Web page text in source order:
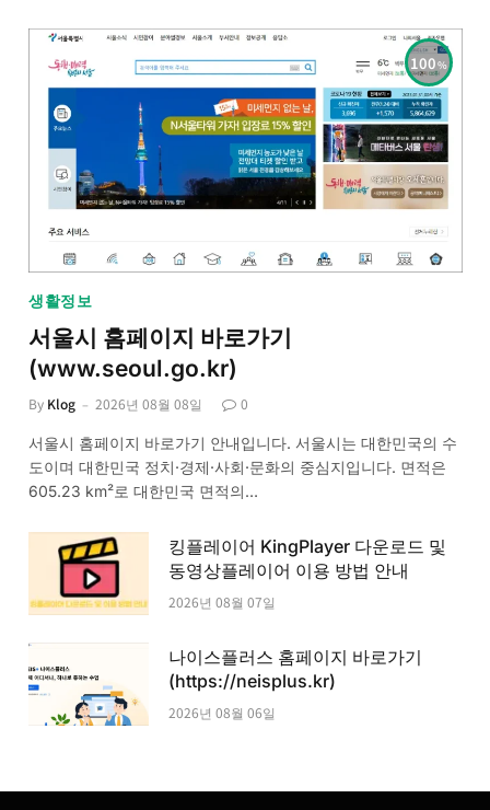
100
생활정보
서울시 홈페이지 바로가기
(www.seoul.go.kr)
By Klog 2026년 08월 08일 0
서울시 홈페이지 바로가기 안내입니다. 서울시는 대한민국의 수
도이며 대한민국 정치·경제·사회·문화의 중심지입니다. 면적은
605.23 km²로 대한민국 면적의…
킹플레이어 KingPlayer 다운로드 및
동영상플레이어 이용 방법 안내
2026년 08월 07일
나이스플러스 홈페이지 바로가기
(https://neisplus.kr)
2026년 08월 06일